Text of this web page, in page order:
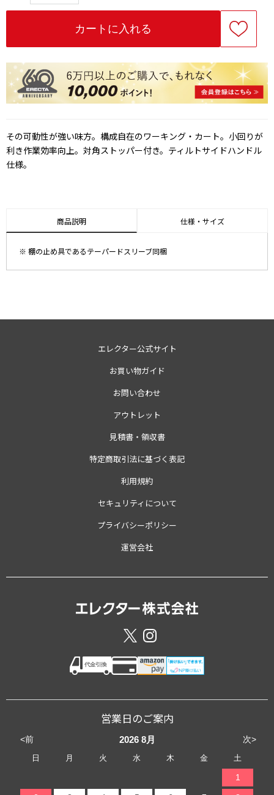
その可動性が強い味方。構成自在のワーキング・カート。小回りが
利き作業効率向上。対角ストッパー付き。ティルトサイドハンドル
仕様。
商品説明 仕様・サイズ
※ 棚の止め具であるテーパードスリーブ同梱
エレクター公式サイト
お買い物ガイド
お問い合わせ
アウトレット
見積書・領収書
特定商取引法に基づく表記
利用規約
セキュリティについて
プライバシーポリシー
運営会社
営業日のご案内
<前 次>
2026 8月
日 月 火 水 木 金 土
1